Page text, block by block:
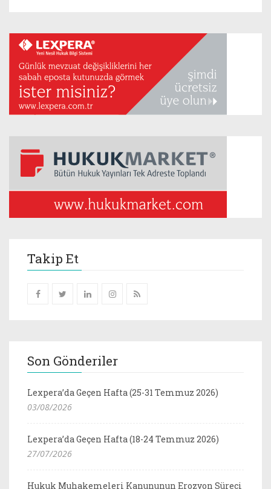
Takip Et
Son Gönderiler
Lexpera’da Geçen Hafta (25-31 Temmuz 2026)
03/08/2026
Lexpera’da Geçen Hafta (18-24 Temmuz 2026)
27/07/2026
Hukuk Muhakemeleri Kanununun Erozyon Süreci